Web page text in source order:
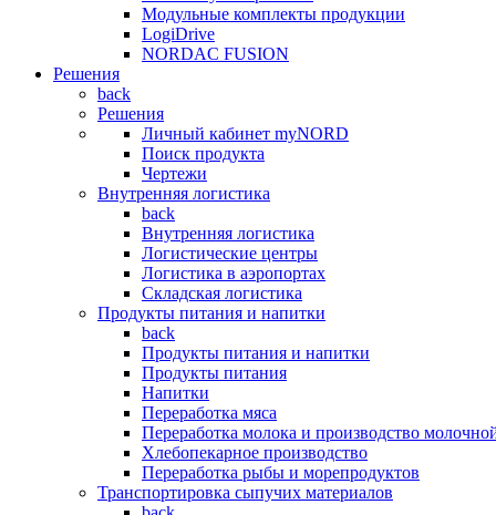
Модульные комплекты продукции
LogiDrive
NORDAC FUSION
Решения
back
Решения
Личный кабинет myNORD
Поиск продукта
Чертежи
Внутренняя логистика
back
Внутренняя логистика
Логистические центры
Логистика в аэропортах
Складская логистика
Продукты питания и напитки
back
Продукты питания и напитки
Продукты питания
Напитки
Переработка мяса
Переработка молока и производство
Хлебопекарное производство
Переработка рыбы и морепродуктов
Транспортировка сыпучих материалов